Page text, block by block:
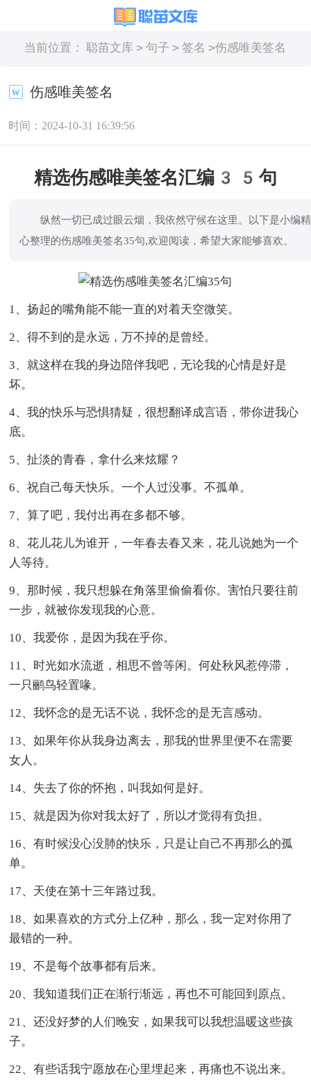
当前位置： 聪苗文库 > 句子 > 签名 >伤感唯美签名
伤感唯美签名
时间：2024-10-31 16:39:56
精选伤感唯美签名汇编35句
纵然一切已成过眼云烟，我依然守候在这里。以下是小编精
心整理的伤感唯美签名35句,欢迎阅读，希望大家能够喜欢。
1、扬起的嘴角能不能一直的对着天空微笑。
2、得不到的是永远，万不掉的是曾经。
3、就这样在我的身边陪伴我吧，无论我的心情是好是
坏。
4、我的快乐与恐惧猜疑，很想翻译成言语，带你进我心
底。
5、扯淡的青春，拿什么来炫耀？
6、祝自己每天快乐。一个人过没事。不孤单。
7、算了吧，我付出再在多都不够。
8、花儿花儿为谁开，一年春去春又来，花儿说她为一个
人等待。
9、那时候，我只想躲在角落里偷偷看你。害怕只要往前
一步，就被你发现我的心意。
10、我爱你，是因为我在乎你。
11、时光如水流逝，相思不曾等闲。何处秋风惹停滞，
一只鹂鸟轻置喙。
12、我怀念的是无话不说，我怀念的是无言感动。
13、如果年你从我身边离去，那我的世界里便不在需要
女人。
14、失去了你的怀抱，叫我如何是好。
15、就是因为你对我太好了，所以才觉得有负担。
16、有时候没心没肺的快乐，只是让自己不再那么的孤
单。
17、天使在第十三年路过我。
18、如果喜欢的方式分上亿种，那么，我一定对你用了
最错的一种。
19、不是每个故事都有后来。
20、我知道我们正在渐行渐远，再也不可能回到原点。
21、还没好梦的人们晚安，如果我可以我想温暖这些孩
子。
22、有些话我宁愿放在心里埋起来，再痛也不说出来。